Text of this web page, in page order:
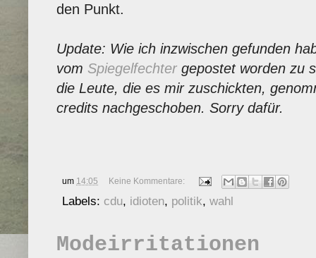
den Punkt.
Update: Wie ich inzwischen gefunden
vom Spiegelfechter gepostet worden zu
die Leute, die es mir zuschickten,
credits nachgeschoben. Sorry dafür.
um 14:05 Keine Kommentare:
Labels: cdu, idioten, politik, wahl
Modeirritationen